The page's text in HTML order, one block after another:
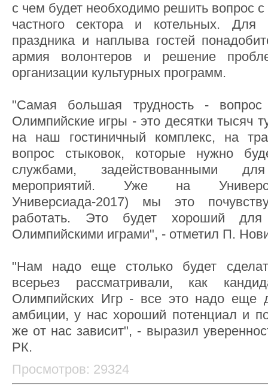
с чем будет необходимо решить вопрос
частного сектора и котельных. Для
праздника и наплыва гостей
армия волонтеров и решение
организации культурных программ.
"Самая большая трудность -
Олимпийские игры - это десятки тысяч
на наш гостиничный комплекс, на
вопрос стыковок, которые нужно
службами, задействованными
мероприятий. Уже на
Универсиада-2017) мы это
работать. Это будет хороший
Олимпийскими играми", - отметил П.
"Нам надо еще столько будет
всерьез рассматривали, как
Олимпийских Игр - все это надо еще
амбиции, у нас хороший потенциал и
же от нас зависит", - выразил
РК.
Просмотров: 29324